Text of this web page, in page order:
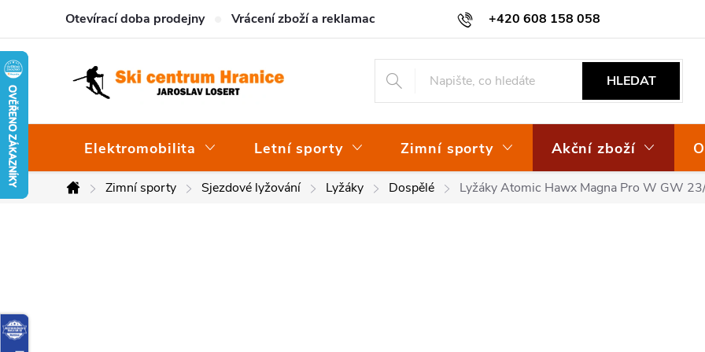
obsah
+420 608 158 058
Otevírací doba prodejny Vrácení zboží a reklamace Osvědčení EKO-KOM
HLEDAT
Elektromobilita Letní sporty Zimní sporty Akční zboží
DomůZimní sporty Sjezdové lyžování Lyžáky Dospělé Lyžáky Atomic Hawx Magna Pro W GW